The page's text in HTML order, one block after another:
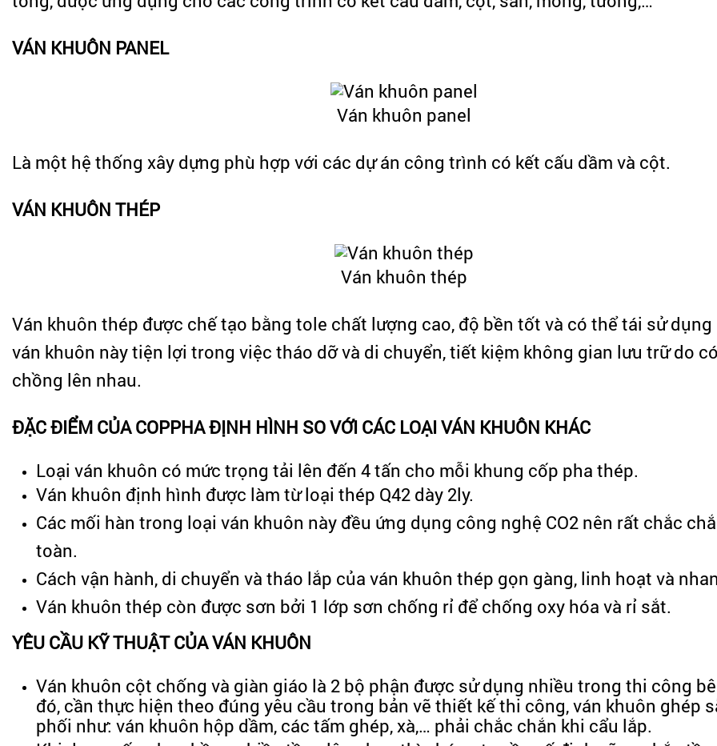
VÁN KHUÔN PANEL
Ván khuôn panel
Là một hệ thống xây dựng phù hợp với các dự án công trình có kết cấu dầm và cột.
VÁN KHUÔN THÉP
Ván khuôn thép
Ván khuôn thép được chế tạo bằng tole chất lượng cao, độ bền tốt và có thể tái sử dụng
ván khuôn này tiện lợi trong việc tháo dỡ và di chuyển, tiết kiệm không gian lưu trữ do
chồng lên nhau.
ĐẶC ĐIỂM CỦA COPPHA ĐỊNH HÌNH SO VỚI CÁC LOẠI VÁN KHUÔN KHÁC
Loại ván khuôn có mức trọng tải lên đến 4 tấn cho mỗi khung cốp pha thép.
Ván khuôn định hình được làm từ loại thép Q42 dày 2ly.
Các mối hàn trong loại ván khuôn này đều ứng dụng công nghệ CO2 nên rất chắc
toàn.
Cách vận hành, di chuyển và tháo lắp của ván khuôn thép gọn gàng, linh hoạt và
Ván khuôn thép còn được sơn bởi 1 lớp sơn chống rỉ để chống oxy hóa và rỉ sắt.
YÊU CẦU KỸ THUẬT CỦA VÁN KHUÔN
Ván khuôn cột chống và giàn giáo là 2 bộ phận được sử dụng nhiều trong thi công
đó, cần thực hiện theo đúng yêu cầu trong bản vẽ thiết kế thi công, ván khuôn ghép
phối như: ván khuôn hộp dầm, các tấm ghép, xà,… phải chắc chắn khi cẩu lắp.